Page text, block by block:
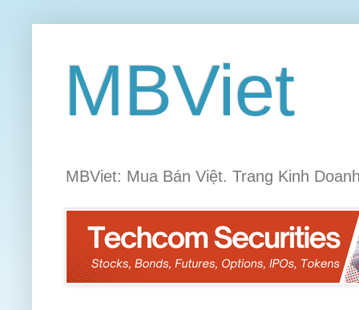
MBViet
MBViet: Mua Bán Việt. Trang Kinh